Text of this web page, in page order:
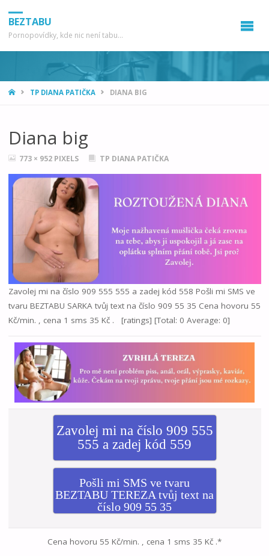
BEZTABU
Pornopovídky, kde nic není tabu...
HOMETP DIANA PATIČKA DIANA BIG
Diana big
FULL773 × 952 PIXELS TP DIANA PATIČKA
Zavolej mi na číslo 909 555 555 a zadej kód 558 Pošli mi SMS ve
tvaru BEZTABU SARKA tvůj text na číslo 909 55 35 Cena hovoru 55
Kč/min. , cena 1 sms 35 Kč . [ratings] [Total: 0 Average: 0]
Zavolej mi na číslo 909 555
555 a zadej kód 559
Pošli mi SMS ve tvaru
BEZTABU TEREZA tvůj text na
číslo 909 55 35
Cena hovoru 55 Kč/min. , cena 1 sms 35 Kč .*